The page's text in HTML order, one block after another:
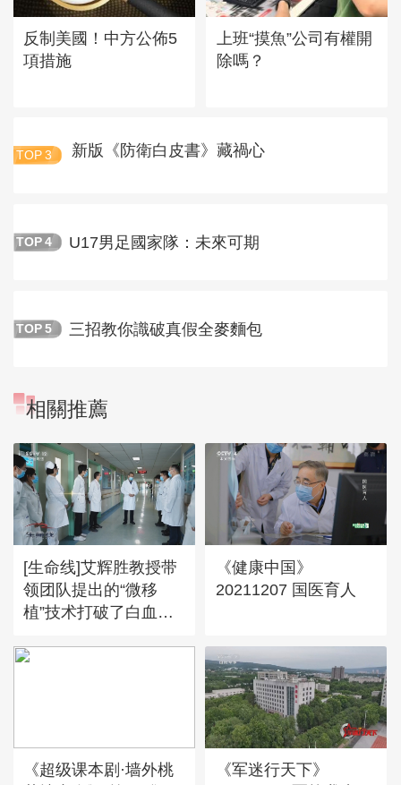
反制美國！中方公佈5
項措施
上班“摸魚”公司有權開
除嗎？
TOP 3 新版《防衛白皮書》藏禍心
TOP 4 U17男足國家隊：未來可期
TOP 5 三招教你識破真假全麥麵包
相關推薦
[生命线]艾辉胜教授带
领团队提出的“微移
植”技术打破了白血病
《健康中国》
20211207 国医育人
《超级课本剧·墙外桃
《军迷行天下》